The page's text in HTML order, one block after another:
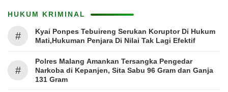
HUKUM KRIMINAL
#
Kyai Ponpes Tebuireng Serukan Koruptor Di Hukum
Mati,Hukuman Penjara Di Nilai Tak Lagi Efektif
#
Polres Malang Amankan Tersangka Pengedar
Narkoba di Kepanjen, Sita Sabu 96 Gram dan Ganja
131 Gram